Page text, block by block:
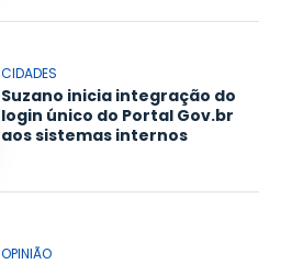
CIDADES
Suzano inicia integração do
login único do Portal Gov.br
aos sistemas internos
OPINIÃO